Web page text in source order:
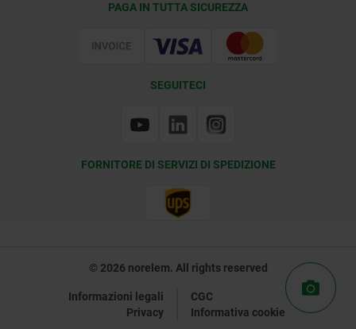
PAGA IN TUTTA SICUREZZA
SEGUITECI
FORNITORE DI SERVIZI DI SPEDIZIONE
© 2026 norelem. All rights reserved
Informazioni legali
CGC
Privacy
Informativa cookie